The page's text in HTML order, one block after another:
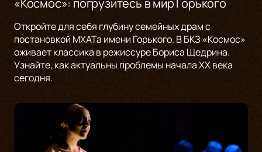
«Космос»: погрузитесь в мир Горького
Откройте для себя глубину семейных драм с
постановкой МХАТа имени Горького. В БКЗ «Космос»
оживает классика в режиссуре Бориса Щедрина.
Узнайте, как актуальны проблемы начала XX века
сегодня.